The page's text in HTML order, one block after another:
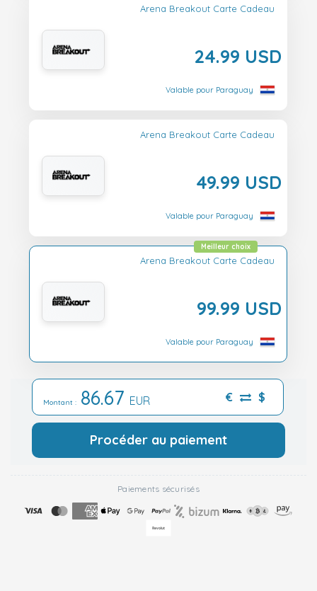
Arena Breakout Carte Cadeau
24.99 USD
Valable pour Paraguay
Arena Breakout Carte Cadeau
49.99 USD
Valable pour Paraguay
Arena Breakout Carte Cadeau
99.99 USD
Meilleur choix
Valable pour Paraguay
Montant : 86.67 EUR € $
Procéder au paiement
Paiements sécurisés